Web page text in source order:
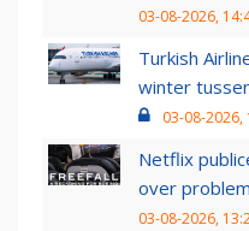
03-08-2026,
Turkish
winter
03-08-2026,
Netflix
over
03-08-2026,